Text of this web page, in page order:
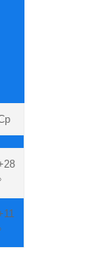
28
11